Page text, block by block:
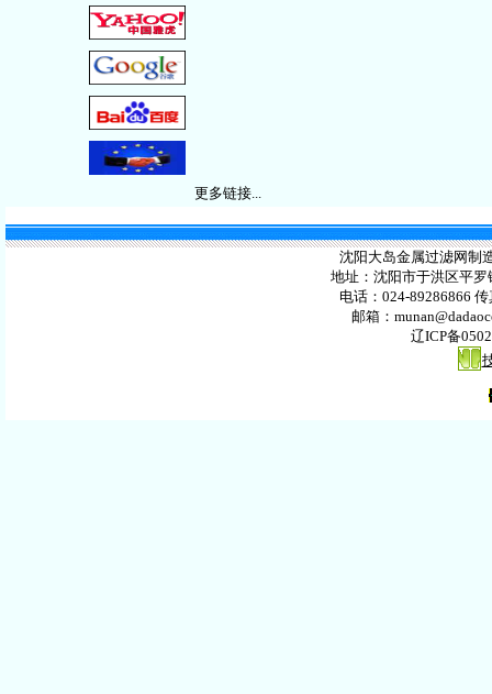
全自动坚形注塑机
更多链接...
沈阳大岛金属过滤网制
地址：沈阳市于洪区平
电话：024-89286866
邮箱：
辽ICP备